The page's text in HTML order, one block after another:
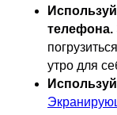
телефона.
утро для